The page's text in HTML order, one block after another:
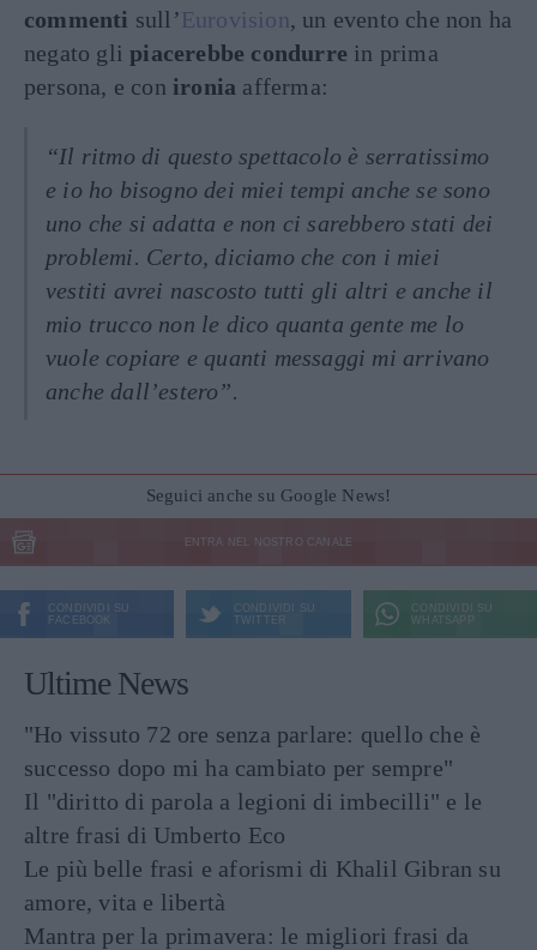
commenti sull’Eurovision, un evento che non ha
negato glipiacerebbe condurre in prima
persona, e con ironia afferma:
“Il ritmo di questo spettacolo è serratissimo
e io ho bisogno dei miei tempi anche se sono
uno che si adatta e non ci sarebbero stati dei
problemi. Certo, diciamo che con i miei
vestiti avrei nascosto tutti gli altri e anche il
mio trucco non le dico quanta gente me lo
vuole copiare e quanti messaggi mi arrivano
anche dall’estero”.
Seguici anche su Google News!
ENTRA NEL NOSTRO CANALE
CONDIVIDI SU
FACEBOOK
CONDIVIDI SU
TWITTER
CONDIVIDI SU
WHATSAPP
Ultime News
"Ho vissuto 72 ore senza parlare: quello che è
successo dopo mi ha cambiato per sempre"
Il "diritto di parola a legioni di imbecilli" e le
altre frasi di Umberto Eco
Le più belle frasi e aforismi di Khalil Gibran su
amore, vita e libertà
Mantra per la primavera: le migliori frasi da